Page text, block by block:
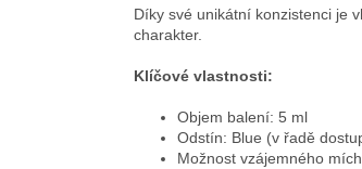
Díky své unikátní konzistenci je
charakter.
Klíčové vlastnosti:
Objem balení: 5 ml
Odstín: Blue (v řadě
Možnost vzájemného